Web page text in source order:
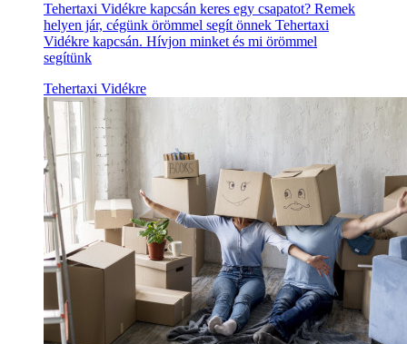
Tehertaxi Vidékre kapcsán keres egy csapatot? Remek
helyen jár, cégünk örömmel segít önnek Tehertaxi
Vidékre kapcsán. Hívjon minket és mi örömmel
segítünk
Tehertaxi Vidékre